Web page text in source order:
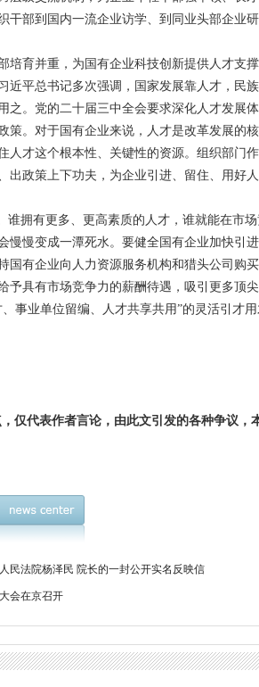
干部到国内一流企业访学、到同业头部企业
培育并重，为国有企业科技创新提供人才支撑
近平总书记多次强调，国家发展靠人才，民
之。党的二十届三中全会要求深化人才发展
策。对于国有企业来说，人才是改革发展的
人才这个根本性、关键性的资源。组织部门
出政策上下功夫，为企业引进、留住、用好
谁拥有更多、更高素质的人才，谁就能在市
慢慢变成一潭死水。要健全国有企业加快引
国有企业向人力资源服务机构和猎头公司购
予具有市场竞争力的薪酬待遇，吸引更多顶
事业单位留编、人才共享共用”的灵活引才
仅代表作者言论，由此文引发的各种争议，
民法院杨泽民 院长的一封公开实名反映信
会在京召开